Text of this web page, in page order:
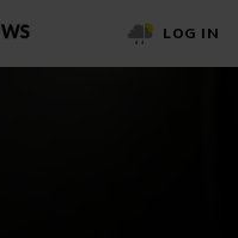
LOG IN